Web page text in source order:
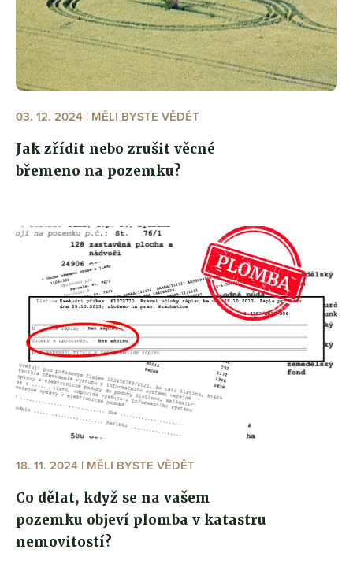
03. 12. 2024 | MĚLI BYSTE VĚDĚT
Jak zřídit nebo zrušit věcné
břemeno na pozemku?
18. 11. 2024 | MĚLI BYSTE VĚDĚT
Co dělat, když se na vašem
pozemku objeví plomba v katastru
nemovitostí?